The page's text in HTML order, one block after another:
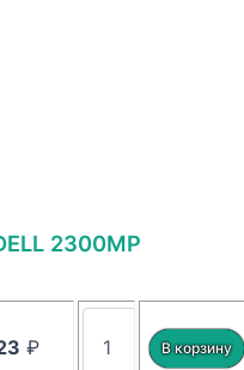
2300MP
₽